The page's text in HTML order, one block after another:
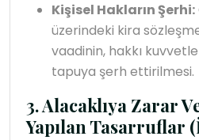
Kişisel Hakların Şerhi:
üzerindeki kira
vaadinin, hakkı
tapuya şerh ettirilmesi.
3. Alacaklıya Zarar
Yapılan Tasarruflar